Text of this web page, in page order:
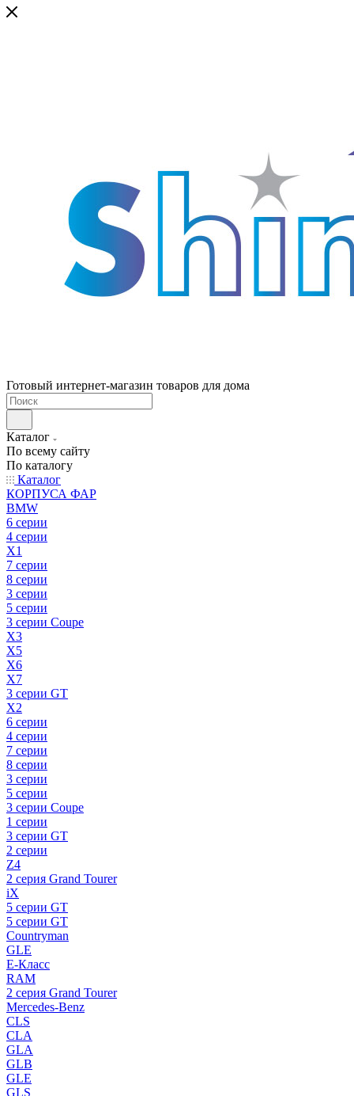
Готовый интернет-магазин товаров для дома
Каталог
По всему сайту
По каталогу
Каталог
КОРПУСА ФАР
BMW
6 серии
4 серии
X1
7 серии
8 серии
3 серии
5 серии
3 серии Coupe
X3
X5
X6
X7
3 серии GT
X2
6 серии
4 серии
7 серии
8 серии
3 серии
5 серии
3 серии Coupe
1 серии
3 серии GT
2 серии
Z4
2 серия Grand Tourer
iX
5 серии GT
5 серии GT
Countryman
GLE
E-Класс
RAM
2 серия Grand Tourer
Mercedes-Benz
CLS
CLA
GLA
GLB
GLE
GLS